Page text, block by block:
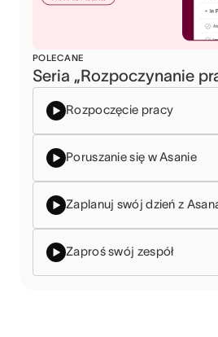
POLECANE
Seria „Rozpoczynanie
Rozpoczęcie pracy
Poruszanie się w Asanie
Zaplanuj swój dzień z
Zaproś swój zespół